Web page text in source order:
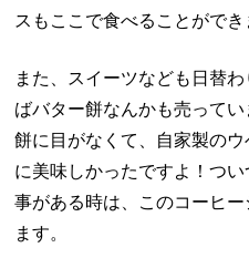
スもここで食べることができ
また、スイーツなども日替
ばバター餅なんかも売って
餅に目がなくて、自家製の
に美味しかったですよ！つ
事がある時は、このコーヒ
ます。